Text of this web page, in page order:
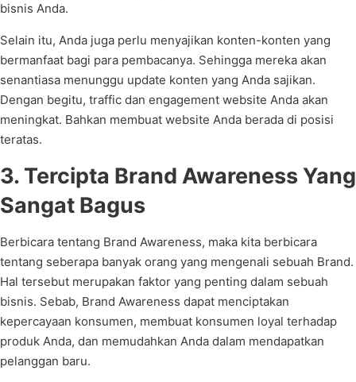
bisnis Anda.
Selain itu, Anda juga perlu menyajikan konten-konten yang
bermanfaat bagi para pembacanya. Sehingga mereka akan
senantiasa menunggu update konten yang Anda sajikan.
Dengan begitu, traffic dan engagement website Anda akan
meningkat. Bahkan membuat website Anda berada di posisi
teratas.
3. Tercipta Brand Awareness Yang
Sangat Bagus
Berbicara tentang Brand Awareness, maka kita berbicara
tentang seberapa banyak orang yang mengenali sebuah Brand.
Hal tersebut merupakan faktor yang penting dalam sebuah
bisnis. Sebab, Brand Awareness dapat menciptakan
kepercayaan konsumen, membuat konsumen loyal terhadap
produk Anda, dan memudahkan Anda dalam mendapatkan
pelanggan baru.